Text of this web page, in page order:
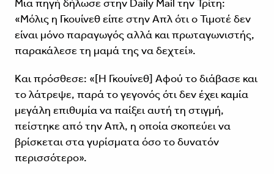
Μια πηγή δήλωσε στην Daily Mail την Τρίτη:
«Μόλις η Γκουίνεθ είπε στην Απλ ότι ο Τιμοτέ δεν
είναι μόνο παραγωγός αλλά και πρωταγωνιστής,
παρακάλεσε τη μαμά της να δεχτεί».
Και πρόσθεσε: «[Η Γκουίνεθ] Αφού το διάβασε και
το λάτρεψε, παρά το γεγονός ότι δεν έχει καμία
μεγάλη επιθυμία να παίξει αυτή τη στιγμή,
πείστηκε από την Απλ, η οποία σκοπεύει να
βρίσκεται στα γυρίσματα όσο το δυνατόν
περισσότερο».